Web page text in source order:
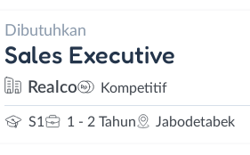
Dibutuhkan
Sales Executive
Realco Kompetitif
S1 1 - 2 Tahun Jabodetabek